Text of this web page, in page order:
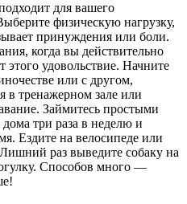
для вашего
физическую нагрузку,
принуждения или боли.
когда вы действительно
этого удовольствие. Начните
или с другом,
в тренажерном зале или
Займитесь простыми
три раза в неделю и
Ездите на велосипеде или
раз выведите собаку на
Способов много —